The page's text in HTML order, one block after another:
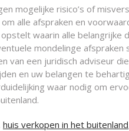
mogelijke risico’s of
alle afspraken en
waarin alle belangrijke
mondelinge
van een juridisch adviseur
en uw belangen te
waar nodig om
huis verkopen in het buitenland